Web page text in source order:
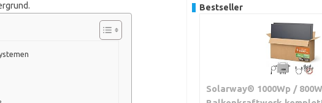
Bestseller
Solarway® 1000Wp / 800W